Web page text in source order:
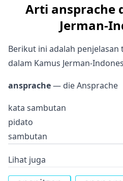
Arti ansprache
Jerman-
Berikut ini adalah
dalam Kamus Jerman-
ansprache— die Ansprache
kata sambutan
pidato
sambutan
Lihat juga